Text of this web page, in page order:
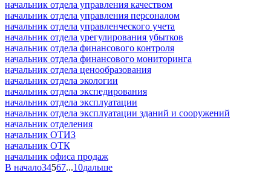
начальник отдела управления качеством
начальник отдела управления персоналом
начальник отдела управленческого учета
начальник отдела урегулирования убытков
начальник отдела финансового контроля
начальник отдела финансового мониторинга
начальник отдела ценообразования
начальник отдела экологии
начальник отдела экспедирования
начальник отдела эксплуатации
начальник отдела эксплуатации зданий и сооружений
начальник отделения
начальник ОТИЗ
начальник ОТК
начальник офиса продаж
В начало34567...10дальше